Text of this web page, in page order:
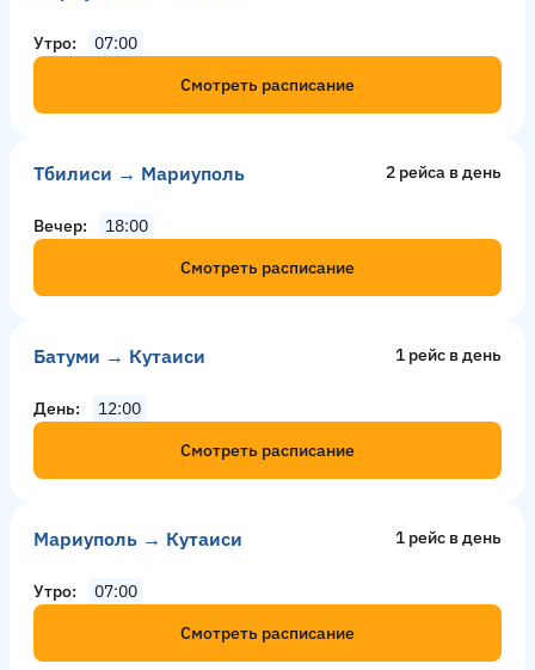
Утро
07:00
Смотреть расписание
Тбилиси → Мариуполь 2 рейсa в день
Вечер
18:00
Смотреть расписание
Батуми → Кутаиси 1 рейс в день
День
12:00
Смотреть расписание
Мариуполь → Кутаиси 1 рейс в день
Утро
07:00
Смотреть расписание